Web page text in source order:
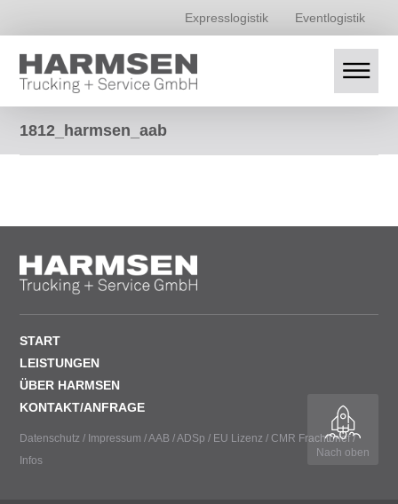
Eventlogistik
Expresslogistik
1812_harmsen_aab
Nach oben
START
LEISTUNGEN
ÜBER HARMSEN
KONTAKT/ANFRAGE
Datenschutz / Impressum /AAB /ADSp / EU Lizenz /CMR Frachtbrief/
Infos